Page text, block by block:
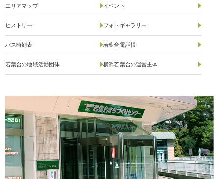
エリアマップ
ヒストリー
イベント
フォトギャラリー
バス時刻表
若葉台の地域活動団体
若葉台電話帳
横浜若葉台の運営主体